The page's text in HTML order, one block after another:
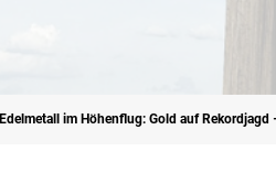
Edelmetall im Höhenflug: Gold auf